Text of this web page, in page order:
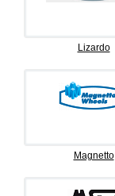
Lizardo
Magnetto